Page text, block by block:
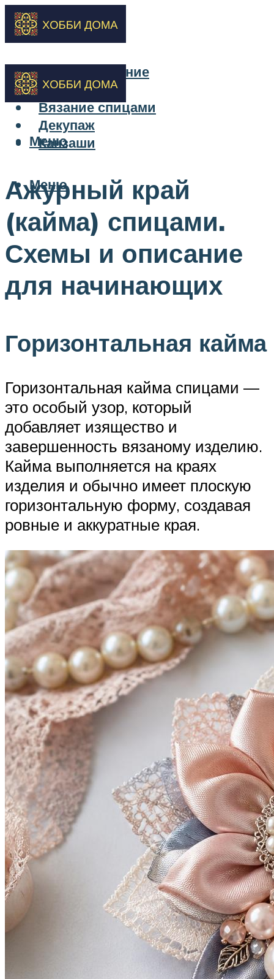
Бисероплетение
Вышивка
Вязание спицами
Декупаж
Канзаши
Меню
Меню
Ажурный край
(кайма) спицами.
Схемы и описание
для начинающих
Горизонтальная кайма
Горизонтальная кайма спицами —
это особый узор, который
добавляет изящество и
завершенность вязаному изделию.
Кайма выполняется на краях
изделия и обычно имеет плоскую
горизонтальную форму, создавая
ровные и аккуратные края.